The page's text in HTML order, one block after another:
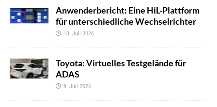
Anwenderbericht: Eine HiL-Plattform
für unterschiedliche Wechselrichter
13. Juli 2026
Toyota: Virtuelles Testgelände für
ADAS
9. Juli 2026